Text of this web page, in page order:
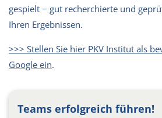
gespielt − gut recherchierte und
Ihren Ergebnissen.
>>> Stellen Sie hier PKV Institut als
Google ein.
Teams erfolgreich führen!